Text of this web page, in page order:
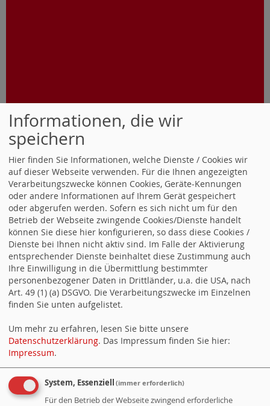
Weitere Folgen
FOLGEN SIE UNS AUCH IN
DEN SOZIALEN NETZWERKEN
Facebook
Facebook (Fraktion)
Instagram
Informationen, die wir
speichern
Hier finden Sie Informationen, welche Dienste / Cookies wir
auf dieser Webseite verwenden. Für die Ihnen angezeigten
Verarbeitungszwecke können Cookies, Geräte-Kennungen
oder andere Informationen auf Ihrem Gerät gespeichert
oder abgerufen werden. Sofern es sich nicht um für den
Betrieb der Webseite zwingende Cookies/Dienste handelt
können Sie diese hier konfigurieren, so dass diese Cookies /
Dienste bei Ihnen nicht aktiv sind. Im Falle der Aktivierung
entsprechender Dienste beinhaltet diese Zustimmung auch
Ihre Einwilligung in die Übermittlung bestimmter
personenbezogener Daten in Drittländer, u.a. die USA, nach
Art. 49 (1) (a) DSGVO. Die Verarbeitungszwecke im Einzelnen
finden Sie unten aufgelistet.
Um mehr zu erfahren, lesen Sie bitte unsere
Datenschutzerklärung. Das Impressum finden Sie hier:
Impressum.
System, Essenziell (immer erforderlich)
Für den Betrieb der Webseite zwingend erforderliche